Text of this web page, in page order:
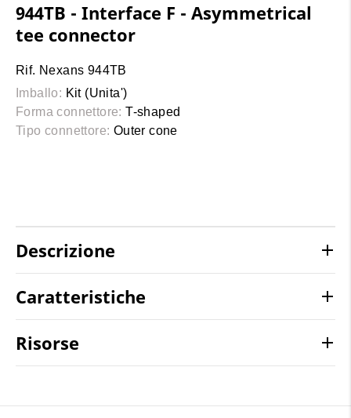
944TB - Interface F - Asymmetrical
tee connector
Rif. Nexans 944TB
Imballo: Kit (Unita')
Forma connettore: T-shaped
Tipo connettore: Outer cone
Descrizione
Caratteristiche
Risorse